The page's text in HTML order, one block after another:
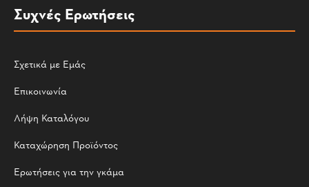
Συχνές Ερωτήσεις
Σχετικά με Εμάς
Επικοινωνία
Λήψη Καταλόγου
Καταχώρηση Προϊόντος
Ερωτήσεις για την γκάμα